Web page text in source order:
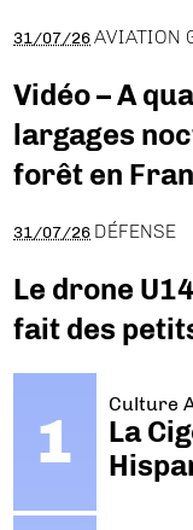
31/07/26 AVIATION
Vidéo – A
largages
forêt en
31/07/26 DÉFENSE
Le drone
fait des
Culture
La